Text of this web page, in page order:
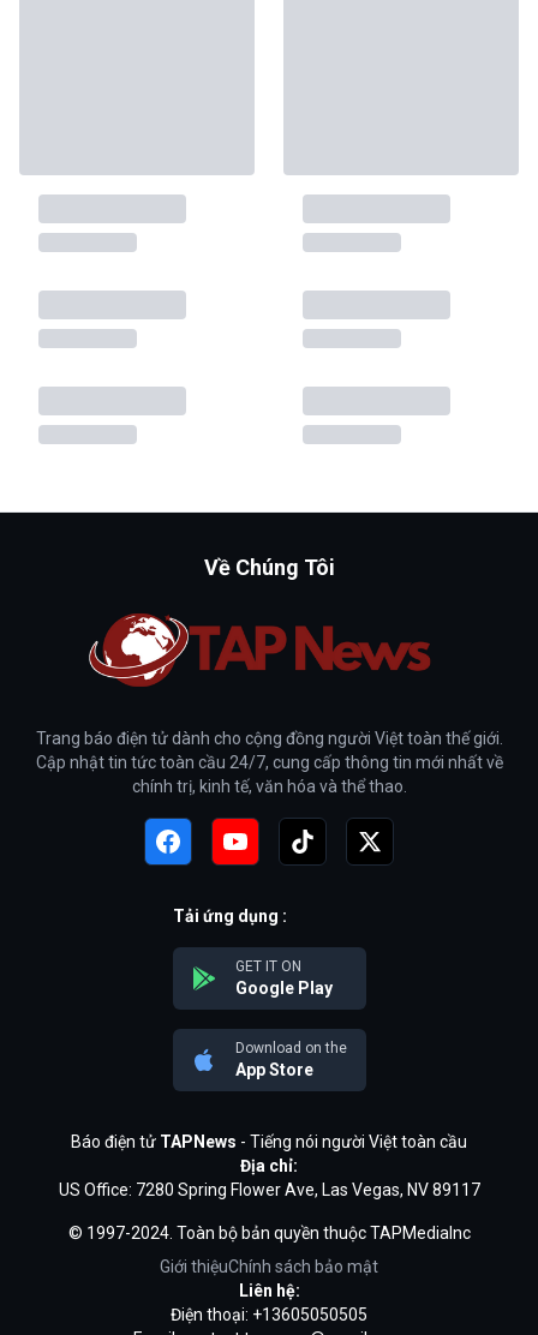
Về Chúng Tôi
Trang báo điện tử dành cho cộng đồng người Việt toàn thế giới.
Cập nhật tin tức toàn cầu 24/7, cung cấp thông tin mới nhất về
chính trị, kinh tế, văn hóa và thể thao.
Tải ứng dụng :
GET IT ON
Google Play
Download on the
App Store
Báo điện tử TAPNews - Tiếng nói người Việt toàn cầu
Địa chỉ:
US Office: 7280 Spring Flower Ave, Las Vegas, NV 89117
© 1997-2024. Toàn bộ bản quyền thuộc TAPMediaInc
Giới thiệuChính sách bảo mật
Liên hệ:
Điện thoại: +13605050505